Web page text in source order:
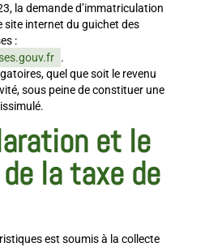
la demande d’immatriculation
site internet du guichet des
:
.
quel que soit le revenu
sous peine de constituer une
et le
la taxe de
est soumis à la collecte